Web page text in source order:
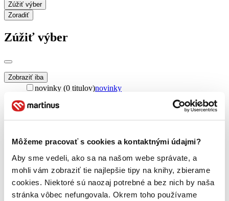
Môžeme pracovať s cookies a kontaktnými údajmi?
Aby sme vedeli, ako sa na našom webe správate, a
mohli vám zobraziť tie najlepšie tipy na knihy, zbierame
cookies. Niektoré sú naozaj potrebné a bez nich by naša
stránka vôbec nefungovala. Okrem toho používame
Zúžiť výber
Zoradiť
Zúžiť výber
Zobraziť iba
novinky (0 titulov)novinky
predpredaj (0 titulov) predpredaj
pripravujeme (0 titulov)
dostupná (bez vypredaných) (0 titulov)dostupná (bez
vypredaných)
Nové / čítané
nová (0 titulov)nová